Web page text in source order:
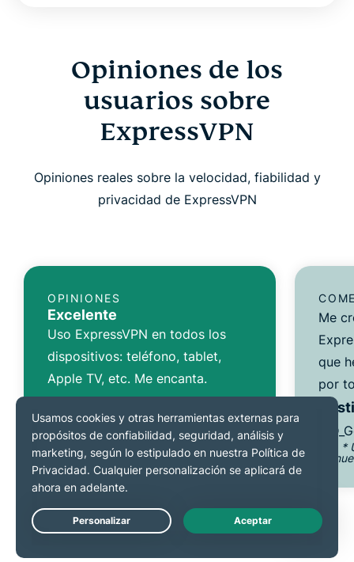
Opiniones de los
usuarios sobre
ExpressVPN
Opiniones reales sobre la velocidad, fiabilidad y
privacidad de ExpressVPN
OPINIONES
Excelente
Uso ExpressVPN en todos los
dispositivos: teléfono, tablet,
Apple TV, etc. Me encanta.
* Una muestra de opiniones de
nuestros clientes más satisfechos
Me
que
por
*
Live Chat